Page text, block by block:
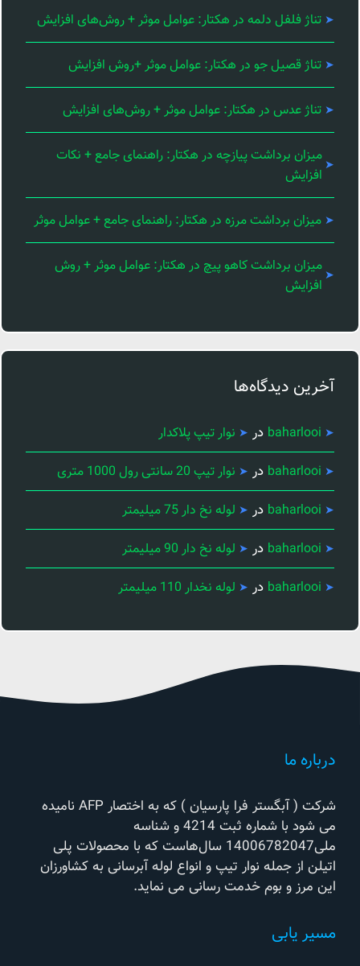
تناژ فلفل دلمه در هکتار: عوامل موثر + روش‌های افزایش
تناژ قصیل جو در هکتار: عوامل موثر +روش افزایش
تناژ عدس در هکتار: عوامل موثر + روش‌های افزایش
میزان برداشت پیازچه در هکتار: راهنمای جامع + نکات
افزایش
میزان برداشت مرزه در هکتار: راهنمای جامع + عوامل موثر
میزان برداشت کاهو پیچ در هکتار: عوامل موثر + روش
افزایش
آخرین دیدگاه‌ها
baharlooi در
نوار تیپ پلاکدار
baharlooi در
نوار تیپ 20 سانتی رول 1000 متری
baharlooi در
لوله نخ دار 75 میلیمتر
baharlooi در
لوله نخ دار 90 میلیمتر
baharlooi در لوله نخدار 110 میلیمتر
درباره ما
شرکت ( آبگستر فرا پارسیان ) که به اختصار AFP نامیده
می شود با شماره ثبت 4214 و شناسه
ملی14006782047 سال‌هاست که با محصولات پلی
اتیلن از جمله نوار تیپ و انواع لوله آبرسانی به کشاورزان
این مرز و بوم خدمت رسانی می نماید.
مسیر یابی